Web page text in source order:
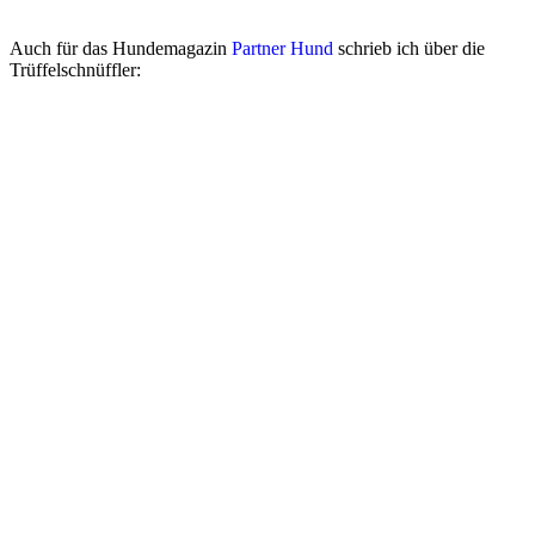
Auch für das Hundemagazin Partner Hund schrieb ich über die
Trüffelschnüffler: